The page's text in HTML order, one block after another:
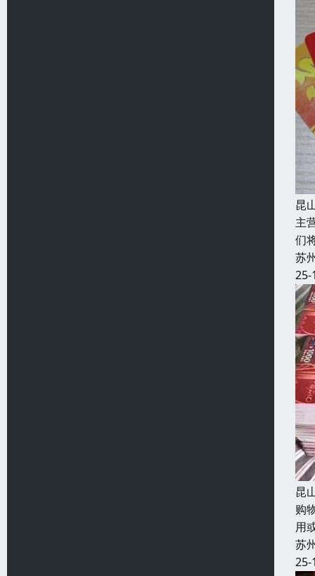
昆
主
们
苏
25-
昆
购
用
苏
25-